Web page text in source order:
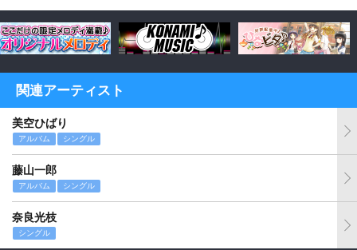
関連アーティスト
美空ひばり
アルバム シングル
藤山一郎
アルバム シングル
奈良光枝
シングル